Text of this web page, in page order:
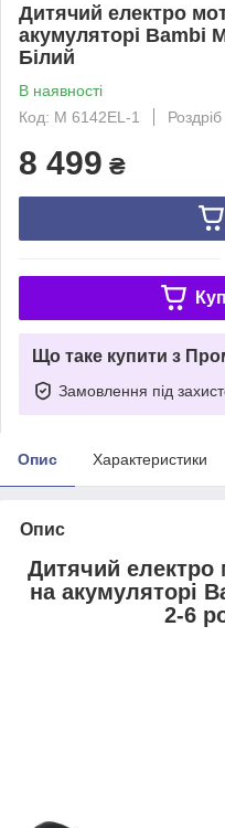
Дитячий електро
акумуляторі Bambi
Білий
В наявності
Код: M 6142EL-1
Роздріб
8 499 ₴
Що таке купити з
Замовлення під
Опис Характеристики
Опис
Дитячий електро
на акумуляторі
2-6